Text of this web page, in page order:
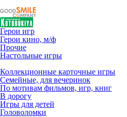
Герои игр
Герои кино, м/ф
Прочие
Настольные игры
Коллекционные карточные игры
Семейные, для вечеринок
По мотивам фильмов, игр, книг
В дорогу
Игры для детей
Головоломки